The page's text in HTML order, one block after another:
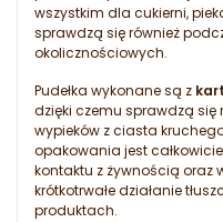
wszystkim dla cukierni,
sprawdzą się również
okolicznościowych.
Pudełka wykonane są z
dzięki czemu sprawdzą się
wypieków z ciasta
opakowania jest
kontaktu z żywnością oraz
krótkotrwałe działanie
produktach.